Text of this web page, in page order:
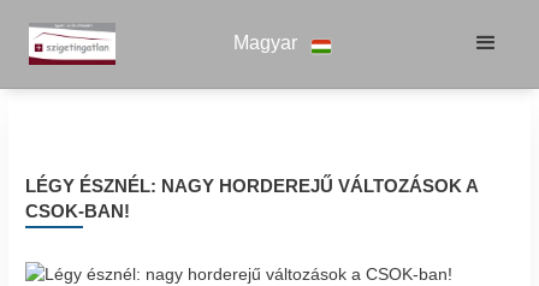
Magyar
LÉGY ÉSZNÉL: NAGY HORDEREJŰ VÁLTOZÁSOK A
CSOK-BAN!